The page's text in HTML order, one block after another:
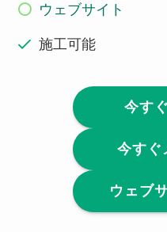
ウェブサイト
施工可能
今す
今すぐ
ウェブ